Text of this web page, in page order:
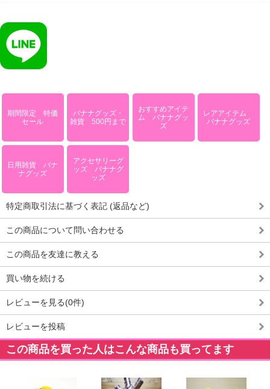
期間限定 特価
セール
バナナグッズ・
雑貨 500円まで
おすすめアイテ
ム バナナグッ
ズ
レアアイテム
バナナグッズ
日用雑貨 バナ
ナグッズ
アクセサリーグ
ッズ バナナグ
ッズ
特定商取引法に基づく表記 (返品など)
この商品について問い合わせる
この商品を友達に教える
買い物を続ける
レビューを見る(0件)
レビューを投稿
この商品を買った人はこんな商品も買ってます